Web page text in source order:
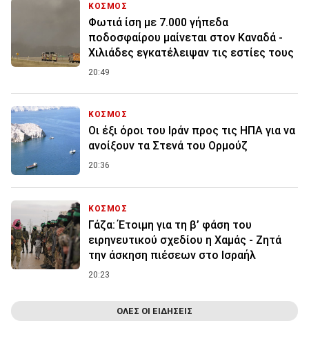
ΚΟΣΜΟΣ
Φωτιά ίση με 7.000 γήπεδα
ποδοσφαίρου μαίνεται στον Καναδά -
Χιλιάδες εγκατέλειψαν τις εστίες τους
20:49
ΚΟΣΜΟΣ
Οι έξι όροι του Ιράν προς τις ΗΠΑ για να
ανοίξουν τα Στενά του Ορμούζ
20:36
ΚΟΣΜΟΣ
Γάζα: Έτοιμη για τη β’ φάση του
ειρηνευτικού σχεδίου η Χαμάς - Ζητά
την άσκηση πιέσεων στο Ισραήλ
20:23
ΟΛΕΣ ΟΙ ΕΙΔΗΣΕΙΣ